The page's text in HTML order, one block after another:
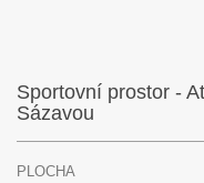
Sportovní prostor -
Sázavou
PLOCHA